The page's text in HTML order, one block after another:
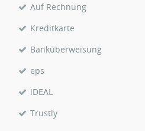
Auf Rechnung
Kreditkarte
Banküberweisung
eps
iDEAL
Trustly